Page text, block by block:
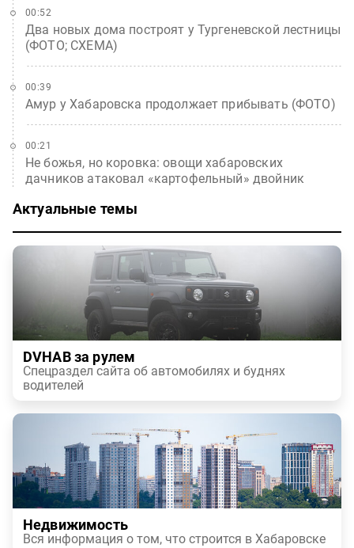
Два новых дома построят у Тургеневской лестницы
(ФОТО; СХЕМА)
00:52
Амур у Хабаровска продолжает прибывать (ФОТО)
00:39
Не божья, но коровка: овощи хабаровских
дачников атаковал «картофельный» двойник
00:21
Актуальные темы
DVHAB за рулем
Спецраздел сайта об автомобилях и буднях
водителей
Недвижимость
Вся информация о том, что строится в Хабаровске